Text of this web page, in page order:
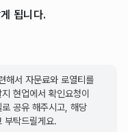
됩니다.
해서 자문료와 로열티를
현업에서 확인요청이
공유 해주시고, 해당
부탁드릴게요.